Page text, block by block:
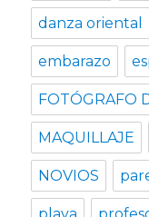
danza oriental
embarazo
FOTÓGRAFO
MAQUILLAJE
NOVIOS